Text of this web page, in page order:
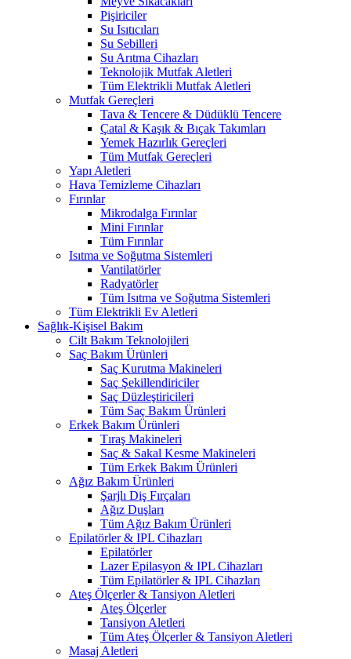
Pişiriciler
Su Isıtıcıları
Su Sebilleri
Su Arıtma Cihazları
Teknolojik Mutfak Aletleri
Tüm Elektrikli Mutfak Aletleri
Mutfak Gereçleri
Tava & Tencere & Düdüklü Tencere
Çatal & Kaşık & Bıçak Takımları
Yemek Hazırlık Gereçleri
Tüm Mutfak Gereçleri
Yapı Aletleri
Hava Temizleme Cihazları
Fırınlar
Mikrodalga Fırınlar
Mini Fırınlar
Tüm Fırınlar
Isıtma ve Soğutma Sistemleri
Vantilatörler
Radyatörler
Tüm Isıtma ve Soğutma Sistemleri
Tüm Elektrikli Ev Aletleri
Sağlık-Kişisel Bakım
Cilt Bakım Teknolojileri
Saç Bakım Ürünleri
Saç Kurutma Makineleri
Saç Şekillendiriciler
Saç Düzleştiricileri
Tüm Saç Bakım Ürünleri
Erkek Bakım Ürünleri
Tıraş Makineleri
Saç & Sakal Kesme Makineleri
Tüm Erkek Bakım Ürünleri
Ağız Bakım Ürünleri
Şarjlı Diş Fırçaları
Ağız Duşları
Tüm Ağız Bakım Ürünleri
Epilatörler & IPL Cihazları
Epilatörler
Lazer Epilasyon & IPL Cihazları
Tüm Epilatörler & IPL Cihazları
Ateş Ölçerler & Tansiyon Aletleri
Ateş Ölçerler
Tansiyon Aletleri
Tüm Ateş Ölçerler & Tansiyon Aletleri
Masaj Aletleri